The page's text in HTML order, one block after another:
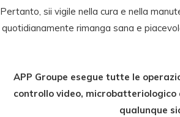
Pertanto, sii vigile nella cura e nella
quotidianamente rimanga sana e
APP Groupe esegue tutte le
controllo video,
qualunque